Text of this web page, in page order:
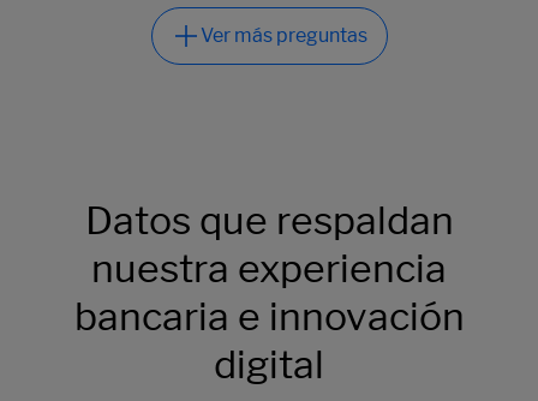
Datos que respaldan
nuestra experiencia
bancaria e innovación
digital